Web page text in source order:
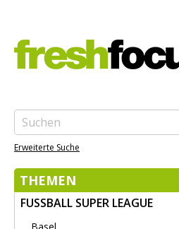
Erweiterte Suche
THEMEN
FUSSBALL SUPER LEAGUE